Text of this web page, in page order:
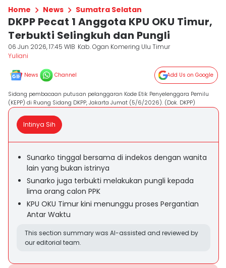
Home News Sumatra Selatan
DKPP Pecat 1 Anggota KPU OKU Timur,
Terbukti Selingkuh dan Pungli
06 Jun 2026, 17:45 WIB Kab. Ogan Komering Ulu Timur
Yuliani
News Channel Add Us on Google
Sidang pembacaan putusan pelanggaran Kode Etik Penyelenggara Pemilu
(KEPP) di Ruang Sidang DKPP, Jakarta Jumat (5/6/2026). (Dok. DKPP)
Intinya Sih
Sunarko tinggal bersama di indekos dengan wanita
lain yang bukan istrinya
Sunarko juga terbukti melakukan pungli kepada
lima orang calon PPK
KPU OKU Timur kini menunggu proses Pergantian
Antar Waktu
This section summary was AI-assisted and reviewed by
our editorial team.